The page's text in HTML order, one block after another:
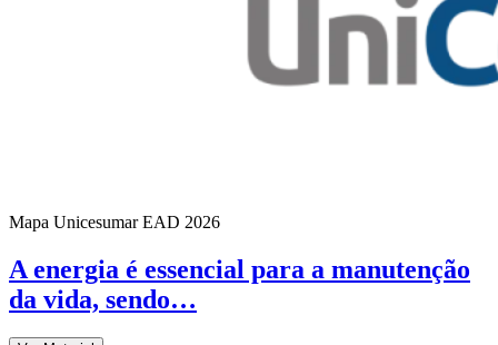
Mapa Unicesumar EAD 2026
A energia é essencial para a manutenção
da vida, sendo…